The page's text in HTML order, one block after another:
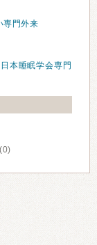
専門外来
日本睡眠学会専門
(0)